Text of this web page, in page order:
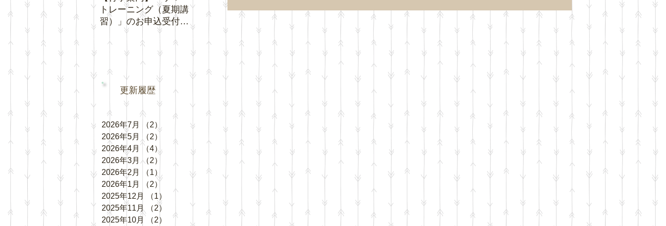
トレーニング（夏期講
習）」のお申込受付を
開始いたします。
間中の「通常トレーニ
ング」の日程について
ジネスプロフィールの
クチコミをご覧くださ
末テスト対策トレーニ
ング」のお申込受付を
開始いたします。
間テスト対策トレーニ
ング」のお申込受付を
開始いたします。
更新履歴
2026年7月 （2）
2件の記事
2026年5月
（2）
2026年4月
（4） 4件の記事
2026年3月 （2）
2026年2月
（1）
1件の記事
2026年1月
（2）
2025年12月
（1）
2025年11月
（2）
2件の記事
2025年10月
（2）
2件の記事